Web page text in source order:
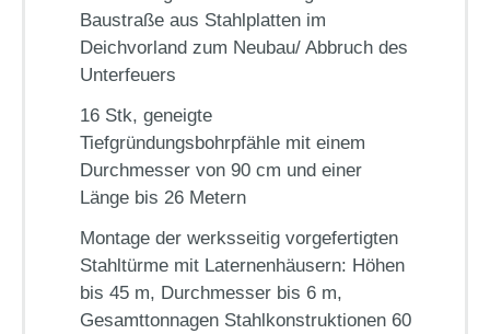
Baustraße aus Stahlplatten im
Deichvorland zum Neubau/ Abbruch des
Unterfeuers
16 Stk, geneigte
Tiefgründungsbohrpfähle mit einem
Durchmesser von 90 cm und einer
Länge bis 26 Metern
Montage der werksseitig vorgefertigten
Stahltürme mit Laternenhäusern: Höhen
bis 45 m, Durchmesser bis 6 m,
Gesamttonnagen Stahlkonstruktionen 60